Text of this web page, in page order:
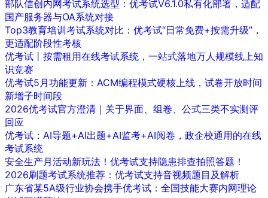
部队信创内网考试系统选型：优考试V6.1.0私有化部署，适配
国产服务器与OA系统对接
Top3教育培训考试系统对比：优考试“日常免费+按需升级”，
更适配阶段性考核
优考试丨按需租用在线考试系统，一站式落地万人规模线上知
识竞赛
优考试5月功能更新：ACM编程模式硬核上线，试卷开放时间
新增子时间段
2026优考试官方澄清｜关于界面、组卷、公式三类不实测评
回应
优考试：AI导题+AI出题+AI监考+AI阅卷，政企校通用的在线
考试系统
安全生产月活动新玩法！优考试支持隐患排查拍照答题！
2026刷题考试系统推荐：优考试支持音视频题目及解析
广东省某5A级行业协会携手优考试：全国技能大赛内网理论